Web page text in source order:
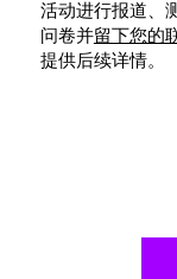
活动进行报道、
问卷并留下您的
提供后续详情。